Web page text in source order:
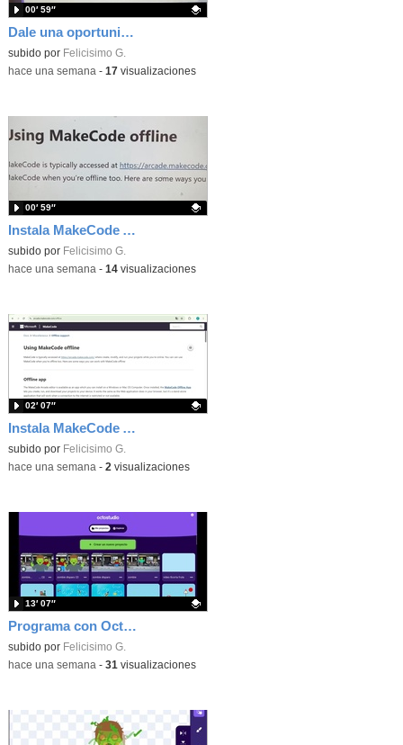
Dale una oportunidad a los Chromebooks y utiliza un proyector para realizar talleres si no tienes pantallas táctiles
Contenido educativo.
subido por Felicisimo G.
00′ 59″
-hace una semana - 17 visualizaciones
Instala MakeCode Arcade para trabajar offline en tu tablet, ordenador, Chromebook
Contenido educativo.
subido por Felicisimo G.
00′ 59″
-hace una semana - 14visualizaciones
Instala MakeCode Arcade offline para programar grandes juegos sin necesidad de Internet
Contenido educativo.
subido por Felicisimo G.
02′ 07″
-hace una semana - 2 visualizaciones
Programa con OctoStudio, un juego de disparos contra Zombies con un cargador basado en el House of the dead
Contenido educativo.
subido por Felicisimo G.
13′ 07″
-hace una semana - 31 visualizaciones